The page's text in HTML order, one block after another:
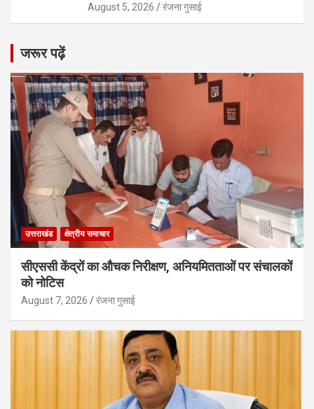
August 5, 2026 रंजना गुसाई
जरूर पढ़ें
उत्तराखंड क्षेत्रीय समाचार
सीएससी केंद्रों का औचक निरीक्षण, अनियमितताओं पर संचालकों
को नोटिस
August 7, 2026 रंजना गुसाई